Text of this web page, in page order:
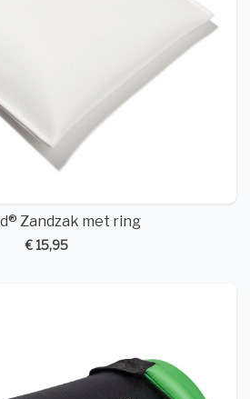
Zandzak met ring
€ 15,95